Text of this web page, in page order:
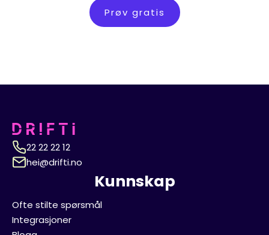
Prøv gratis
22 22 22 12
hei@drifti.no
Kunnskap
Ofte stilte spørsmål
Integrasjoner